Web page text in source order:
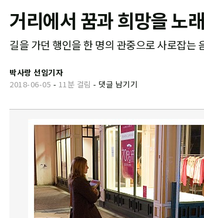
거리에서 꿈과 희망을 노
길을 가던 행인을 한 명의 관중으로 사로잡는
박사랑 선임기자
2018-06-05 - 11분 걸림 - 댓글 남기기